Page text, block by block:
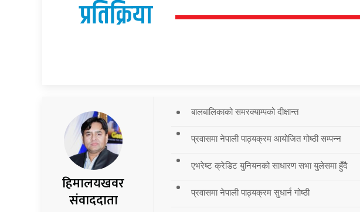
प्रतिक्रिया
हिमालयखवर
संवाददाता
बालबालिकाको समरक्याम्पको दीक्षान्त
प्रवासमा नेपाली पाठ्यक्रम आयोजित गोष्ठी सम्पन्न
एभरेष्ट क्रेडिट युनियनको साधारण सभा युलेसमा हुँदै
प्रवासमा नेपाली पाठ्यक्रम सुधार्न गोष्ठी